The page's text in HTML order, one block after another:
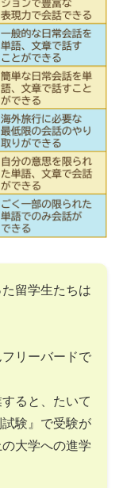
留学生たちは
リーバードで
ると、たいて
験』で受験が
大学への進学